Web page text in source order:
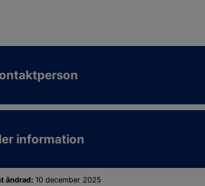
information
ändrad: 10 december 2025